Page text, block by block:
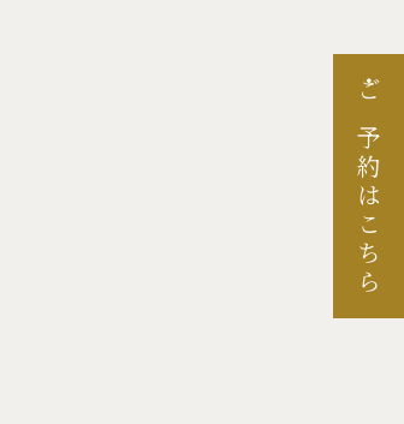
ご予約はこちら